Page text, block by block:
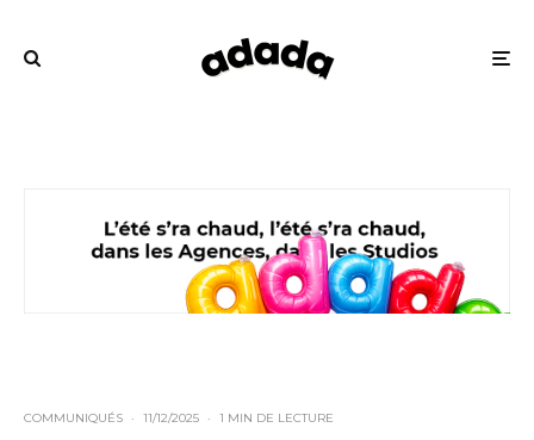
COMMUNIQUÉS · 11/12/2025 · 1 MIN DE LECTURE